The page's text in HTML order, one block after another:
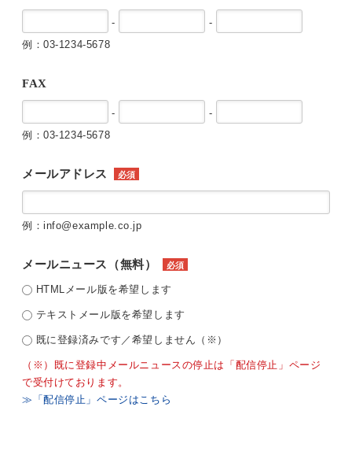
-
-
例：03-1234-5678
FAX
-
-
例：03-1234-5678
メールアドレス 必須
例：info@example.co.jp
メールニュース（無料） 必須
HTMLメール版を希望します
テキストメール版を希望します
既に登録済みです／希望しません（※）
（※）既に登録中メールニュースの停止は「配信停止」ページ
で受付けております。
≫「配信停止」ページはこちら